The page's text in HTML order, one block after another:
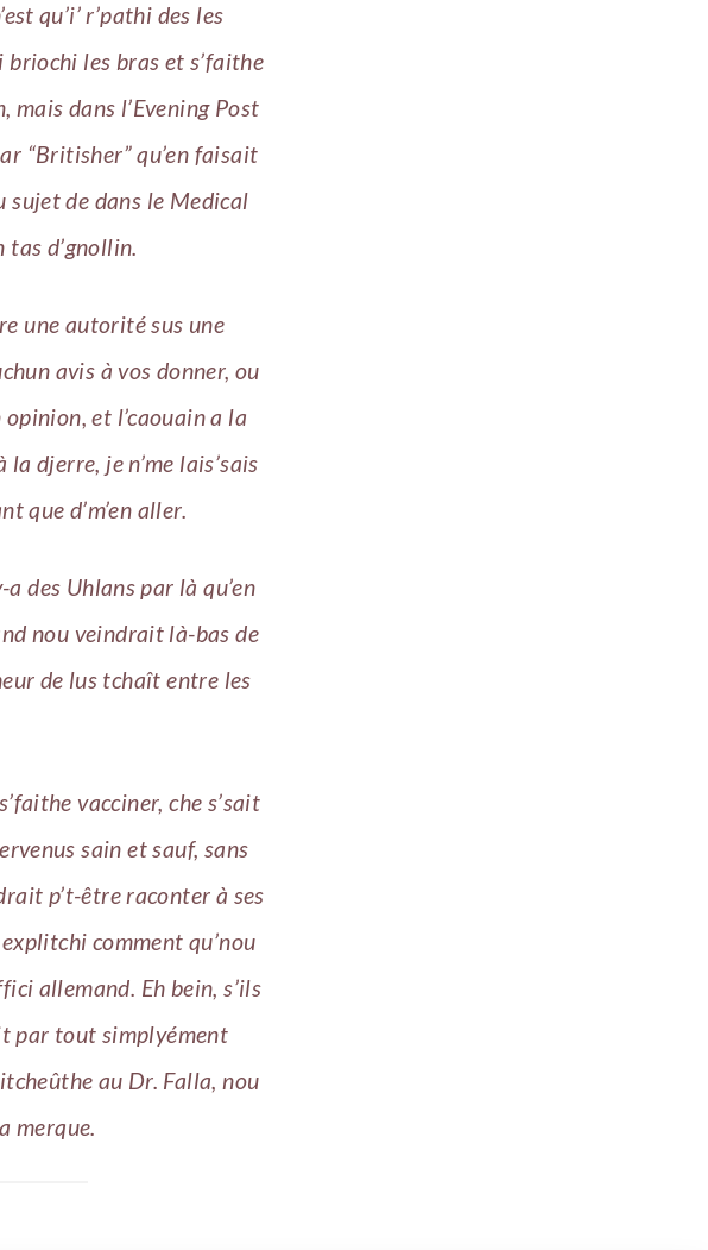
qu’i’ r’pathi des les
briochi les bras et s’faithe
mais dans l’Evening Post
“Britisher” qu’en faisait
sujet de dans le Medical
tas d’gnollin.
une autorité sus une
avis à vos donner, ou
opinion, et l’caouain a la
djerre, je n’me lais’sais
que d’m’en aller.
a des Uhlans par là qu’en
nou veindrait là-bas de
de lus tchaît entre les
vacciner, che s’sait
sain et sauf, sans
p’t-être raconter à ses
comment qu’nou
allemand. Eh bein, s’ils
par tout simplyément
au Dr. Falla, nou
merque.